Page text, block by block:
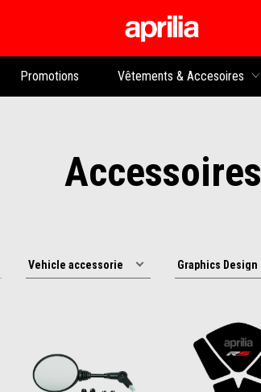
Promotions Vêtements & Accesoires
Accessoires